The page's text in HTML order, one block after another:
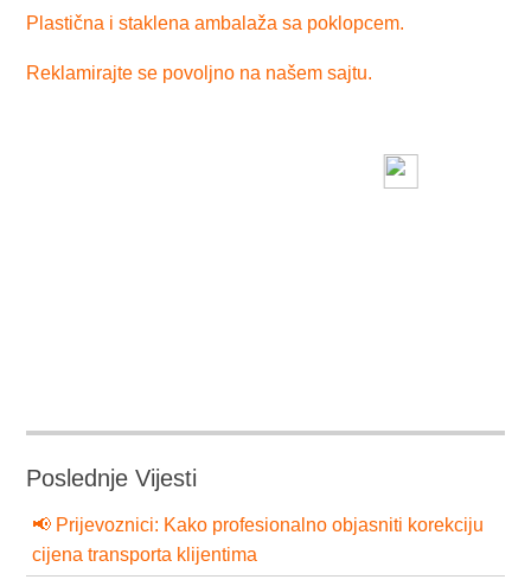
Plastična i staklena ambalaža sa poklopcem.
Reklamirajte se povoljno na našem sajtu.
Poslednje Vijesti
📢 Prijevoznici: Kako profesionalno objasniti korekciju
cijena transporta klijentima